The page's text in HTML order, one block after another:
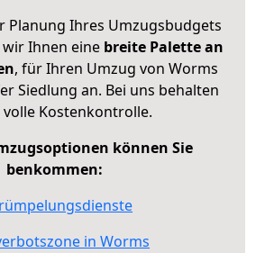
Planung Ihres Umzugsbudgets
Ihnen eine breite Palette an
, für Ihren Umzug von Worms
Siedlung an. Bei uns behalten
volle Kostenkontrolle.
können Sie
benkommen:
in Worms